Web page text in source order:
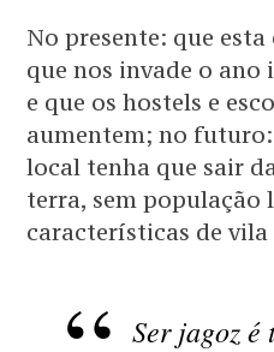
No presente: que
que nos invade o
e que os hostels e
aumentem; no
local tenha que sair
terra, sem população
características de
Ser jagoz é